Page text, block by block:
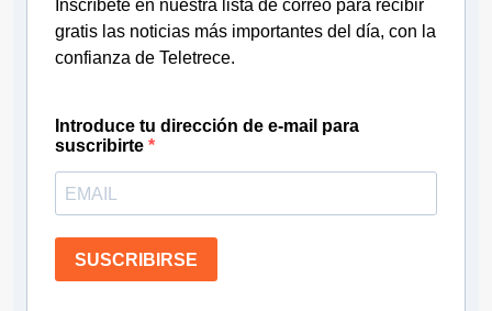
Inscríbete en nuestra lista de correo para recibir
gratis las noticias más importantes del día, con la
confianza de Teletrece.
Introduce tu dirección de e-mail para
suscribirte
SUSCRIBIRSE